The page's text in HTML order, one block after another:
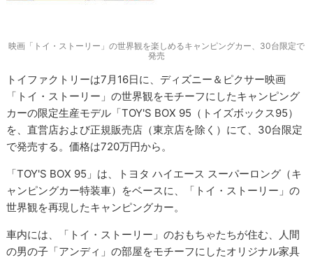
映画「トイ・ストーリー」の世界観を楽しめるキャンピングカー、30台限定で
発売
トイファクトリーは7月16日に、ディズニー＆ピクサー映画
「トイ・ストーリー」の世界観をモチーフにしたキャンピング
カーの限定生産モデル「TOY'S BOX 95（トイズボックス95）
を、直営店および正規販売店（東京店を除く）にて、30台限定
で発売する。価格は720万円から。
「TOY'S BOX 95」は、トヨタ ハイエース スーパーロング（キ
ャンピングカー特装車）をベースに、「トイ・ストーリー」の
世界観を再現したキャンピングカー。
車内には、「トイ・ストーリー」のおもちゃたちが住む、人間
の男の子「アンディ」の部屋をモチーフにしたオリジナル家具